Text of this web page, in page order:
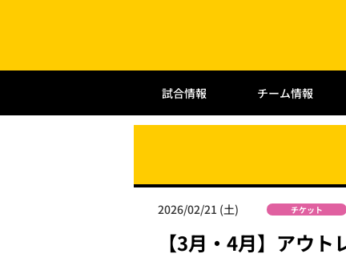
試合情報 チーム情報
2026/02/21 (土) チケット
【3月・4月】アウ